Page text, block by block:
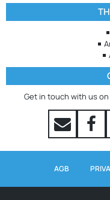
Get in touch with us
AGB